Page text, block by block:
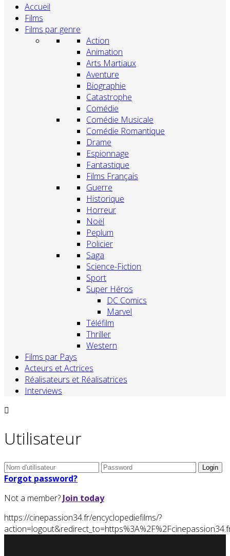
Accueil
Films
Films par genre
Action
Animation
Arts Martiaux
Aventure
Biographie
Catastrophe
Comédie
Comédie Musicale
Comédie Romantique
Drame
Espionnage
Fantastique
Films Français
Guerre
Historique
Horreur
Noël
Peplum
Policier
Saga
Science-Fiction
Sport
Super Héros
DC Comics
Marvel
Téléfilm
Thriller
Western
Films par Pays
Acteurs et Actrices
Réalisateurs et Réalisatrices
Interviews
Utilisateur
Forgot password?
Not a member? Join today
https://cinepassion34.fr/encyclopediefilms/?